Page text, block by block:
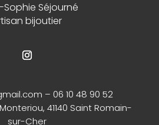
Sophie Séjourné
bijoutier
– 06 10 48 90 52
41140 Saint Romain-
sur-Cher